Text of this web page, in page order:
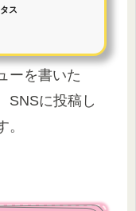
ス
ーを書いた
SNSに投稿し